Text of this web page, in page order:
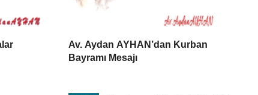
Av. Aydan AYHAN’dan Kurban
Bayramı Mesajı